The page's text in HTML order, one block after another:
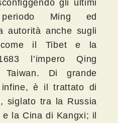
gli ultimi
Ming ed
autorità anche sugli
come il Tibet e la
l’impero Qing
Taiwan. Di grande
infine, è il trattato di
siglato tra la Russia
la Cina di Kangxi; il